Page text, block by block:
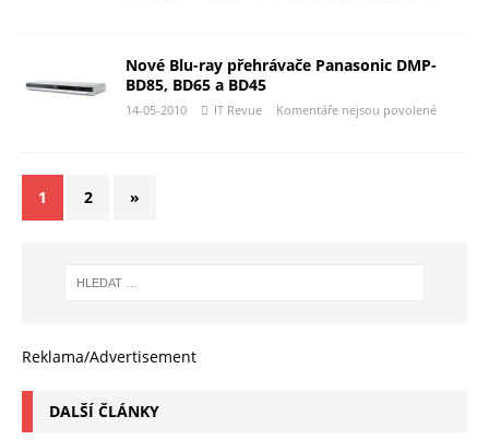
Nové Blu-ray přehrávače Panasonic DMP-
BD85, BD65 a BD45
14-05-2010 IT Revue Komentáře nejsou povolené
1 2 »
Reklama/Advertisement
DALŠÍ ČLÁNKY